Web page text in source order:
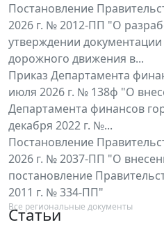
Постановление
2026 г. № 2012-ПП "О
утверждении
дорожного движения в...
Приказ Департамента
июля 2026 г. № 138ф "О
Департамента финансов
декабря 2022 г. №...
Постановление
2026 г. № 2037-ПП "О
постановление
2011 г. № 334-ПП"
Все региональные документы
Статьи